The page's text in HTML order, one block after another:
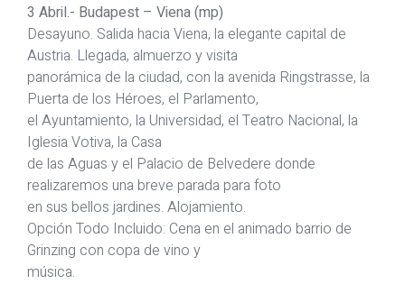
3 Abril.- Budapest – Viena (mp)
Desayuno. Salida hacia Viena, la elegante capital de
Austria. Llegada, almuerzo y visita
panorámica de la ciudad, con la avenida Ringstrasse, la
Puerta de los Héroes, el Parlamento,
el Ayuntamiento, la Universidad, el Teatro Nacional, la
Iglesia Votiva, la Casa
de las Aguas y el Palacio de Belvedere donde
realizaremos una breve parada para foto
en sus bellos jardines. Alojamiento.
Opción Todo Incluido: Cena en el animado barrio de
Grinzing con copa de vino y
música.